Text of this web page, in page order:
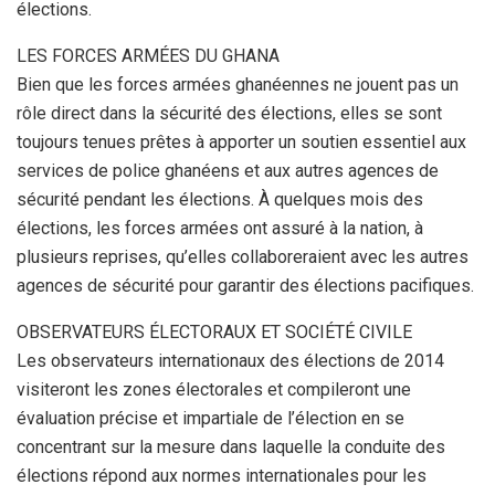
élections.
LES FORCES ARMÉES DU GHANA
Bien que les forces armées ghanéennes ne jouent pas un
rôle direct dans la sécurité des élections, elles se sont
toujours tenues prêtes à apporter un soutien essentiel aux
services de police ghanéens et aux autres agences de
sécurité pendant les élections. À quelques mois des
élections, les forces armées ont assuré à la nation, à
plusieurs reprises, qu’elles collaboreraient avec les autres
agences de sécurité pour garantir des élections pacifiques.
OBSERVATEURS ÉLECTORAUX ET SOCIÉTÉ CIVILE
Les observateurs internationaux des élections de 2014
visiteront les zones électorales et compileront une
évaluation précise et impartiale de l’élection en se
concentrant sur la mesure dans laquelle la conduite des
élections répond aux normes internationales pour les